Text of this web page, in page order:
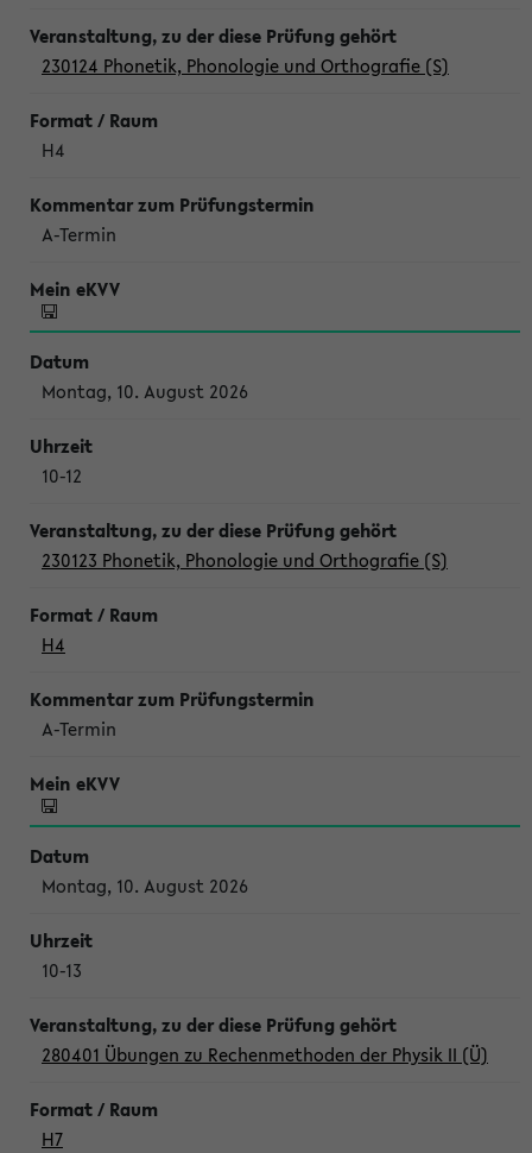
230124 Phonetik, Phonologie und Orthografie (S)
H4
A-Termin
Montag, 10. August 2026
10-12
230123 Phonetik, Phonologie und Orthografie (S)
H4
A-Termin
Montag, 10. August 2026
10-13
280401 Übungen zu Rechenmethoden der Physik II (Ü)
H7